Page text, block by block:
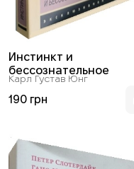
Инстинкт и
бессознательное
Карл Густав Юнг
190 грн